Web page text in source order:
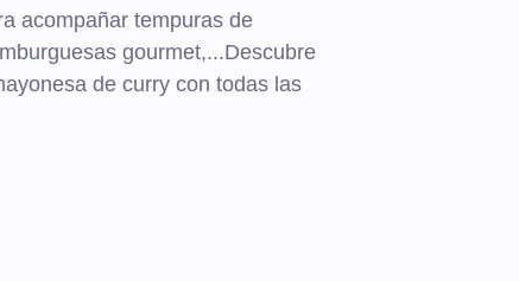
acompañar tempuras de
gourmet,...Descubre
de curry con todas las